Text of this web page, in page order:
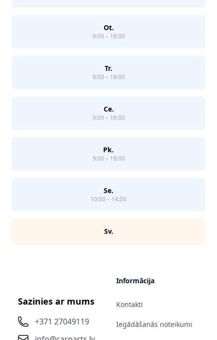
Ot.
9:00 – 18:00
Tr.
9:00 – 18:00
Ce.
9:00 – 18:00
Pk.
9:00 – 18:00
Se.
10:00 – 14:00
Sv.
Sazinies ar mums
+371 27049119
Informācija
Kontakti
Iegādāšanās noteikumi